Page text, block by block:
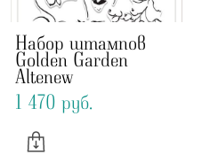
Набор штампов
Golden Garden
Altenew
1 470 pуб.